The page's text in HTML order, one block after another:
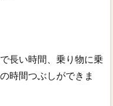
長い時間、乗り物に乗
時間つぶしができま